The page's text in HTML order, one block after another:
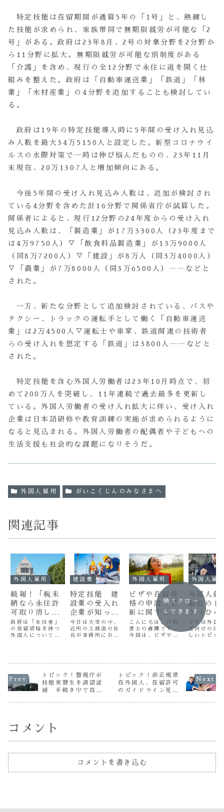
特定技能は在留期間が通算5年の「1号」と、熟練し
た技能が求められ、家族帯同で無期限就労が可能な「2
号」がある。政府は23年8月、2号の対象分野を2分野か
ら11分野に拡大。無期限就労が可能な別制度がある
「介護」を含め、現行の全12分野で永住に道を開く仕
組みを整えた。政府は「自動車運送業」「鉄道」「林
業」「木材産業」の4分野を追加することも検討してい
る。
政府は19年の特定技能導入時に5年間の受け入れ見込
み人数を最大34万5150人と設定した。新型コロナウイ
ルスの水際対策で一時は伸び悩んだものの、23年11月
末現在、20万1307人と増加傾向にある。
今後5年間の受け入れ見込み人数は、追加が検討され
ている4分野を含めた計16分野で関係省庁が試算した。
関係者によると、現行12分野の24年度からの受け入れ
見込み人数は、「製造業」が17万3300人（23年度まで
は4万9750人）▽「飲食料品製造業」が13万9000人
（同8万7200人）▽「建設」が8万人（同3万4000人）
▽「農業」が7万8000人（同3万6500人）――などと
された。
一方、新たな分野として追加検討されている、バスや
タクシー、トラックの運転手として働く「自動車運送
業」は2万4500人▽運転士や車掌、鉄道関連の技術者
らの受け入れを想定する「鉄道」は3800人――などと
された。
特定技能を含む外国人労働者は23年10月時点で、初
めて200万人を突破し、11年連続で過去最多を更新し
ている。外国人労働者の受け入れ拡大に伴い、受け入れ
企業は日本語研修や教育訓練の実施が求められるように
なると見込まれる。外国人労働者の配偶者や子どもへの
生活支援も社会的な課題になりそうだ。
外国人雇用 がいこくじんのみなさまへ
関連記事
外国人雇用
続報！「税未
納なら永住許
可取り消し」
今国会に入管
法改正案 一
方で「貧困な
摘も！
政府は「永住者」
の在留資格を持つ
外国人について、
中長期的に暮らす
外国人の増加が見
込まれる中、制度
の「適正化」を図
建設業
特定技能 建
設業の受入れ
企業が知って
おくべきこと
今日は大雪の中、
近所の工務店の社
長が事務所にお茶
にならないから、
先生とお茶でも飲
みながらちょっと
話を聞いてもらお
外国人雇用
ビザや在留資
格の申請や更
新に関する情
報を知ってお
きたい3つの
こと その１
こんにちは。行政
書士の森腰です。
今回は、ビザや在
むのが辛いと思い
ますので、３つの
ことをひとつずつ
別々のコラムで書
外国人雇
外国人就
最近のト
ク（ひら
だけの
しょう
り）
今日は外国
者向けの比
しいトピッ
けてありま
で、外国人
もじっくり
横スクロー
ルできます
トピック！警視庁が
技能実習生を誤認逮
捕 手続き中で在留
トピック！非正規滞
在外国人、在留許可
のガイドライン見直
コメント
コメントを書き込む